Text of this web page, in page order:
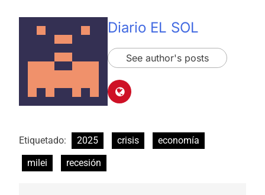
Diario EL SOL
See author's posts
Etiquetado: 2025 crisis
economía
milei
recesión